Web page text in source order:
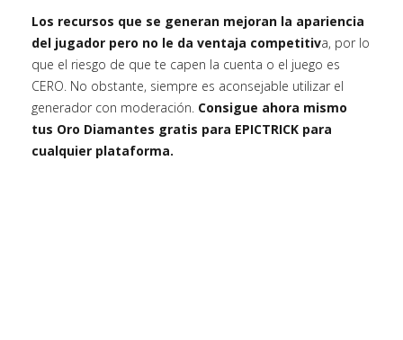
Los recursos que se generan mejoran la apariencia
del jugador pero no le da ventaja competitiva, por lo
que el riesgo de que te capen la cuenta o el juego es
CERO. No obstante, siempre es aconsejable utilizar el
generador con moderación. Consigue ahora mismo
tus Oro Diamantes gratis para EPICTRICK para
cualquier plataforma.